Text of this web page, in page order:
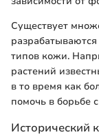
Существует
типов кожи.
растений
в то время как
помочь в борьбе
Исторический